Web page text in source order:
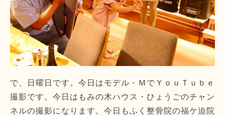
で、日曜日です。今日はモデル・ＭでＹｏｕＴｕｂｅ
撮影です。今日はもみの木ハウス・ひょうごのチャン
ネルの撮影になります。今日もふく整骨院の福ケ迫院